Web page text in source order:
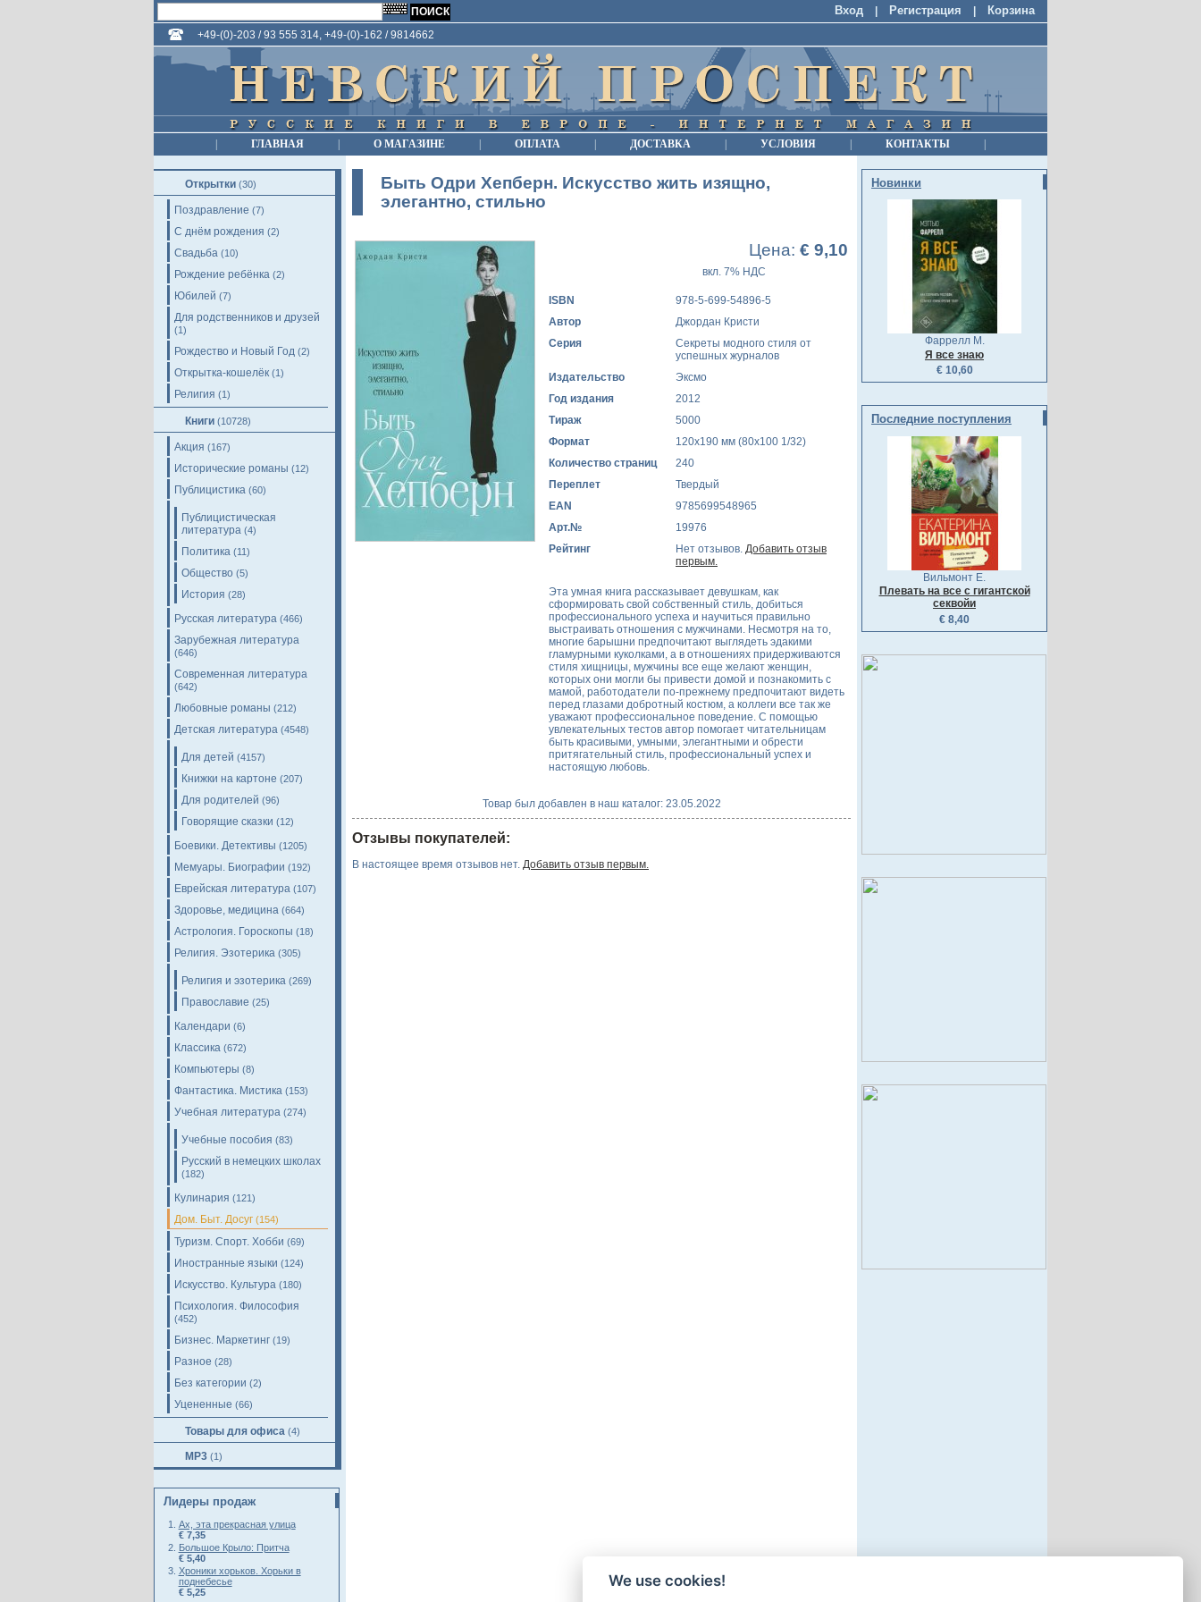
Вход Регистрация Корзина
+49-(0)-203 / 93 555 314, +49-(0)-162 / 9814662
ГЛАВНАЯ О МАГАЗИНЕ ОПЛАТА ДОСТАВКА УСЛОВИЯ КОНТАКТЫ
Открытки (30)
Поздравление (7)
С днём рождения (2)
Свадьба (10)
Рождение ребёнка (2)
Юбилей (7)
Для родственников и друзей
(1)
Рождество и Новый Год (2)
Открытка-кошелёк (1)
Религия (1)
Книги (10728)
Акция (167)
Исторические романы (12)
Публицистика (60)
Публицистическая
литература (4)
Политика (11)
Общество (5)
История (28)
Русская литература (466)
Зарубежная литература
(646)
Современная литература
(642)
Любовные романы (212)
Детская литература (4548)
Для детей (4157)
Книжки на картоне (207)
Для родителей (96)
Говорящие сказки (12)
Боевики. Детективы (1205)
Мемуары. Биографии (192)
Еврейская литература (107)
Здоровье, медицина (664)
Астрология. Гороскопы (18)
Религия. Эзотерика (305)
Религия и эзотерика (269)
Православие (25)
Календари (6)
Классика (672)
Компьютеры (8)
Фантастика. Мистика (153)
Учебная литература (274)
Учебные пособия (83)
Русский в немецких школах
(182)
Кулинария (121)
Дом. Быт. Досуг (154)
Туризм. Спорт. Хобби (69)
Иностранные языки (124)
Искусство. Культура (180)
Психология. Философия
(452)
Бизнес. Маркетинг (19)
Разное (28)
Без категории (2)
Уцененные (66)
Товары для офиса (4)
MP3 (1)
Лидеры продаж
Ах, эта прекрасная улица
€ 7,35
Большое Крыло: Притча
€ 5,40
Хроники хорьков. Хорьки в
поднебесье
€ 5,25
Быть Одри Хепберн. Искусство жить изящно,
элегантно, стильно
Цена: € 9,10
вкл. 7% НДС
ISBN
978-5-699-54896-5
Автор
Джордан Кристи
Серия
Секреты модного стиля от
успешных журналов
Издательство
Эксмо
Год издания
2012
Тираж
5000
Формат
120x190 мм (80х100 1/32)
Количество страниц
240
Переплет
Твердый
EAN
9785699548965
Арт.№
19976
Рейтинг
Нет отзывов. Добавить отзыв
первым.
Эта умная книга рассказывает девушкам, как
сформировать свой собственный стиль, добиться
профессионального успеха и научиться правильно
выстраивать отношения с мужчинами. Несмотря на то,
многие барышни предпочитают выглядеть эдакими
гламурными куколками, а в отношениях придерживаются
стиля хищницы, мужчины все еще желают женщин,
которых они могли бы привести домой и познакомить с
мамой, работодатели по-прежнему предпочитают видеть
перед глазами добротный костюм, а коллеги все так же
уважают профессиональное поведение. С помощью
увлекательных тестов автор помогает читательницам
быть красивыми, умными, элегантными и обрести
притягательный стиль, профессиональный успех и
настоящую любовь.
Товар был добавлен в наш каталог: 23.05.2022
Отзывы покупателей:
В настоящее время отзывов нет. Добавить отзыв первым.
Новинки
Фаррелл М.
Я все знаю
€ 10,60
Последние поступления
Вильмонт Е.
Плевать на все с гигантской
секвойи
€ 8,40
We use cookies!